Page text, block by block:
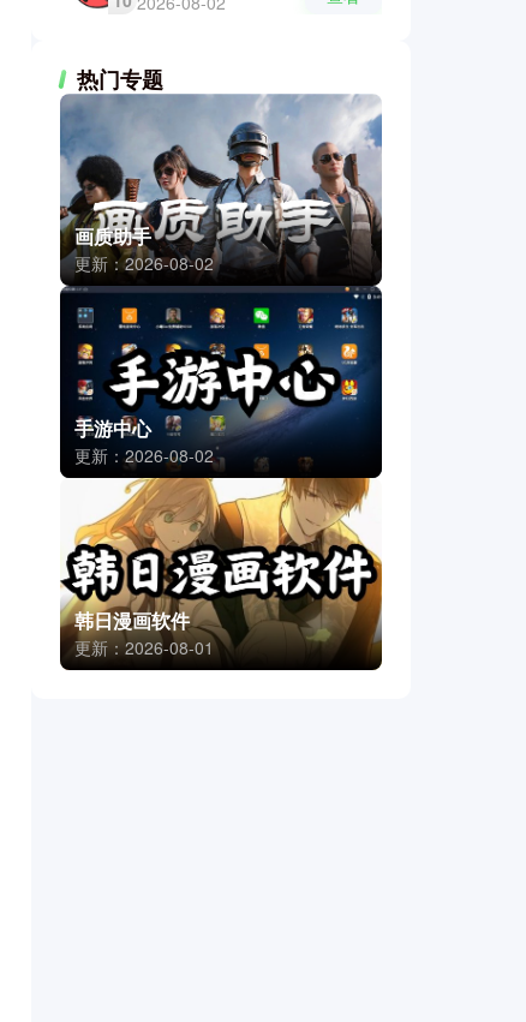
热门专题
画质助手
更新：2026-08-02
手游中心
更新：2026-08-02
韩日漫画软件
更新：2026-08-01